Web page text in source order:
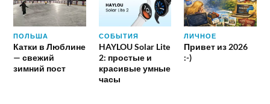
ПОЛЬША
Катки в Люблине
— свежий
зимний пост
СОБЫТИЯ
HAYLOU Solar Lite
2: простые и
красивые умные
часы
ЛИЧНОЕ
Привет из 2026
:-)